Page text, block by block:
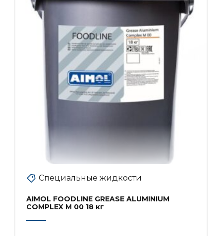
Специальные жидкости
AIMOL FOODLINE GREASE ALUMINIUM
COMPLEX M 00 18 кг